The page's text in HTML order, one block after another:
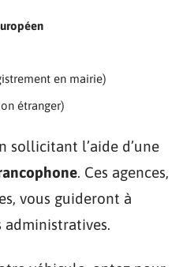
en mairie)
étranger)
sollicitant l’aide d’une
. Ces agences,
vous guideront à
administratives.